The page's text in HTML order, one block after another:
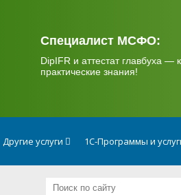
Специалист МСФО:
DipIFR и аттестат главбуха —
практические знания!
Другие услуги 1С-Программы и